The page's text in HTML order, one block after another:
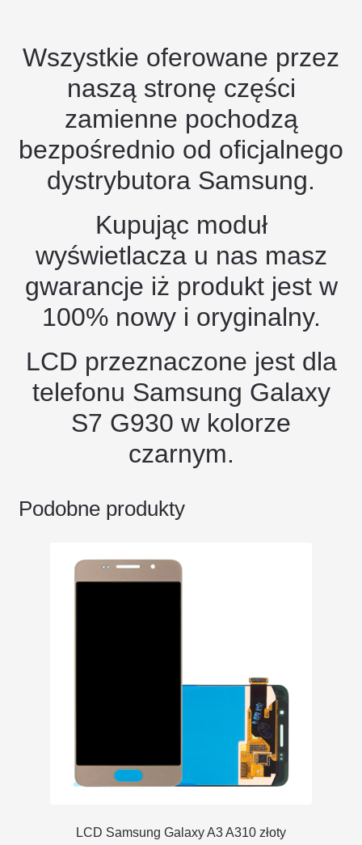
Wszystkie oferowane przez
naszą stronę części
zamienne pochodzą
bezpośrednio od oficjalnego
dystrybutora Samsung.
Kupując moduł
wyświetlacza u nas masz
gwarancje iż produkt jest w
100% nowy i oryginalny.
LCD przeznaczone jest dla
telefonu Samsung Galaxy
S7 G930 w kolorze
czarnym.
Podobne produkty
LCD Samsung Galaxy A3 A310 złoty